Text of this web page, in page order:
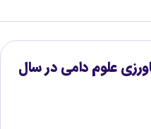
علوم دامی در سال